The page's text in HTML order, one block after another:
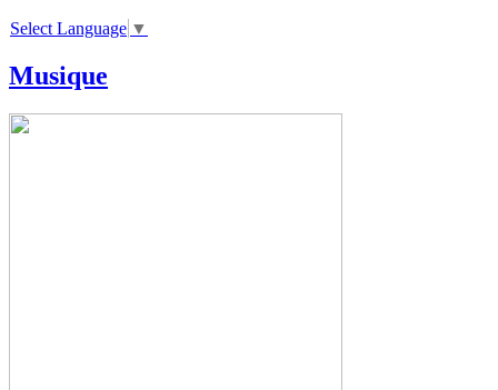
Select Language ▼
Musique